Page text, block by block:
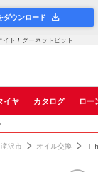
ダウンロード
ト！グーネットピット
イヤ カタログ ロー
滝沢市 オイル交換 Ｔ